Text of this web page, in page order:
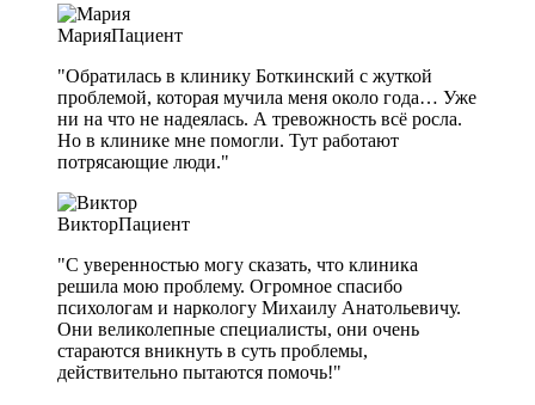
МарияПациент
"Обратилась в клинику Боткинский с жуткой
проблемой, которая мучила меня около года… Уже
ни на что не надеялась. А тревожность всё росла.
Но в клинике мне помогли. Тут работают
потрясающие люди."
ВикторПациент
"С уверенностью могу сказать, что клиника
решила мою проблему. Огромное спасибо
психологам и наркологу Михаилу Анатольевичу.
Они великолепные специалисты, они очень
стараются вникнуть в суть проблемы,
действительно пытаются помочь!"